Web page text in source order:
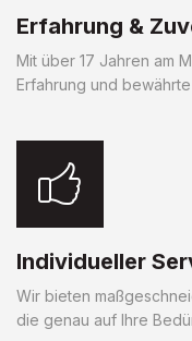
Erfahrung &
Mit über 17 Jahren am
Erfahrung und
Individueller
Wir bieten
die genau auf Ihre